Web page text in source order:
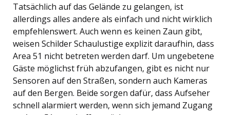
Tatsächlich auf das Gelände zu gelangen, ist
allerdings alles andere als einfach und nicht wirklich
empfehlenswert. Auch wenn es keinen Zaun gibt,
weisen Schilder Schaulustige explizit daraufhin, dass
Area 51 nicht betreten werden darf. Um ungebetene
Gäste möglichst früh abzufangen, gibt es nicht nur
Sensoren auf den Straßen, sondern auch Kameras
auf den Bergen. Beide sorgen dafür, dass Aufseher
schnell alarmiert werden, wenn sich jemand Zugang